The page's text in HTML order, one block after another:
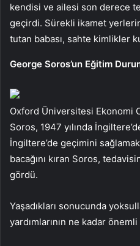
kendisi ve ailesi son derece
geçirdi. Sürekli ikamet
tutan babası, sahte kimlikler
George Soros’un Eğitim
Oxford Üniversitesi Ekonomi
Soros, 1947 yılında
İngiltere’de geçimini
bacağını kıran Soros,
gördü.
Yaşadıkları sonucunda
yardımlarının ne kadar